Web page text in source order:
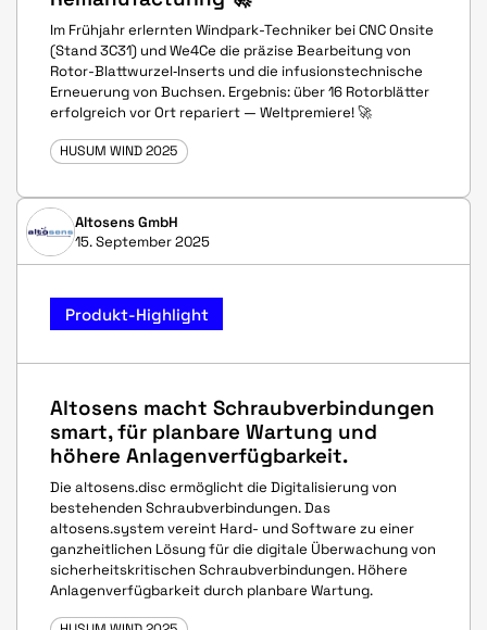
Im Frühjahr erlernten Windpark-Techniker bei CNC Onsite
(Stand 3C31) und We4Ce die präzise Bearbeitung von
Rotor-Blattwurzel‑Inserts und die infusionstechnische
Erneuerung von Buchsen. Ergebnis: über 16 Rotorblätter
erfolgreich vor Ort repariert — Weltpremiere! 🚀
HUSUM WIND 2025
Altosens GmbH
15. September 2025
Produkt-Highlight
Altosens macht Schraubverbindungen
smart, für planbare Wartung und
höhere Anlagenverfügbarkeit.
Die altosens.disc ermöglicht die Digitalisierung von
bestehenden Schraubverbindungen. Das
altosens.system vereint Hard- und Software zu einer
ganzheitlichen Lösung für die digitale Überwachung von
sicherheitskritischen Schraubverbindungen. Höhere
Anlagenverfügbarkeit durch planbare Wartung.